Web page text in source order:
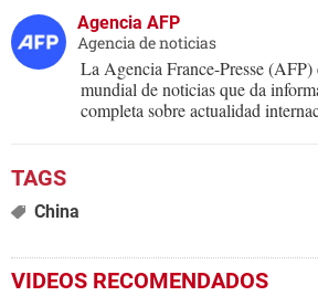
Agencia AFP
Agencia de noticias
La Agencia France-Presse (AFP)
mundial de noticias que da
completa sobre actualidad
China
VIDEOS RECOMENDADOS